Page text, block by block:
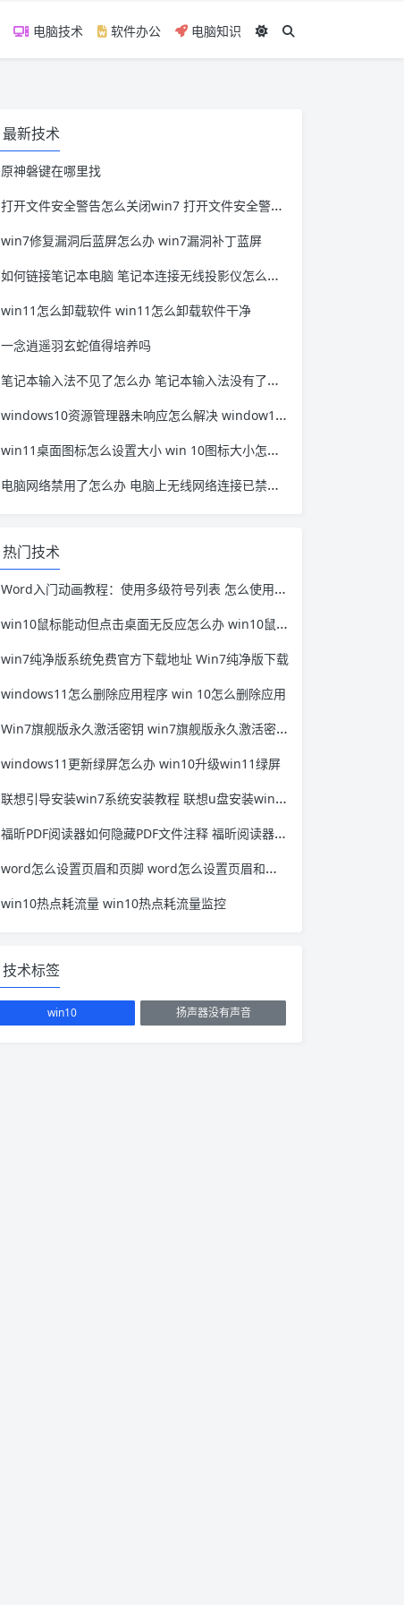
电脑技术 软件办公 电脑知识
最新技术
原神磐键在哪里找
打开文件安全警告怎么关闭win7 打开文件安全警告怎么关闭win11
win7修复漏洞后蓝屏怎么办 win7漏洞补丁蓝屏
如何链接笔记本电脑 笔记本连接无线投影仪怎么连接
win11怎么卸载软件 win11怎么卸载软件干净
一念逍遥羽玄蛇值得培养吗
笔记本输入法不见了怎么办 笔记本输入法没有了怎么办
windows10资源管理器未响应怎么解决 window10资源管理器无响应
win11桌面图标怎么设置大小 win 10图标大小怎么设置
电脑网络禁用了怎么办 电脑上无线网络连接已禁用怎么办
热门技术
Word入门动画教程：使用多级符号列表 怎么使用多级符号
win10鼠标能动但点击桌面无反应怎么办 win10鼠标不能动但是可以点击
win7纯净版系统免费官方下载地址 Win7纯净版下载
windows11怎么删除应用程序 win 10怎么删除应用
Win7旗舰版永久激活密钥 win7旗舰版永久激活密钥多少钱
windows11更新绿屏怎么办 win10升级win11绿屏
联想引导安装win7系统安装教程 联想u盘安装win7系统教程图解
福昕PDF阅读器如何隐藏PDF文件注释 福昕阅读器如何修改pdf文件内容
word怎么设置页眉和页脚 word怎么设置页眉和页脚一致
win10热点耗流量 win10热点耗流量监控
技术标签
win10 扬声器没有声音